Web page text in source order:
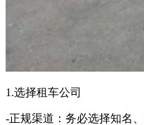
1.选择租车公司
-正规渠道：务必选择知名